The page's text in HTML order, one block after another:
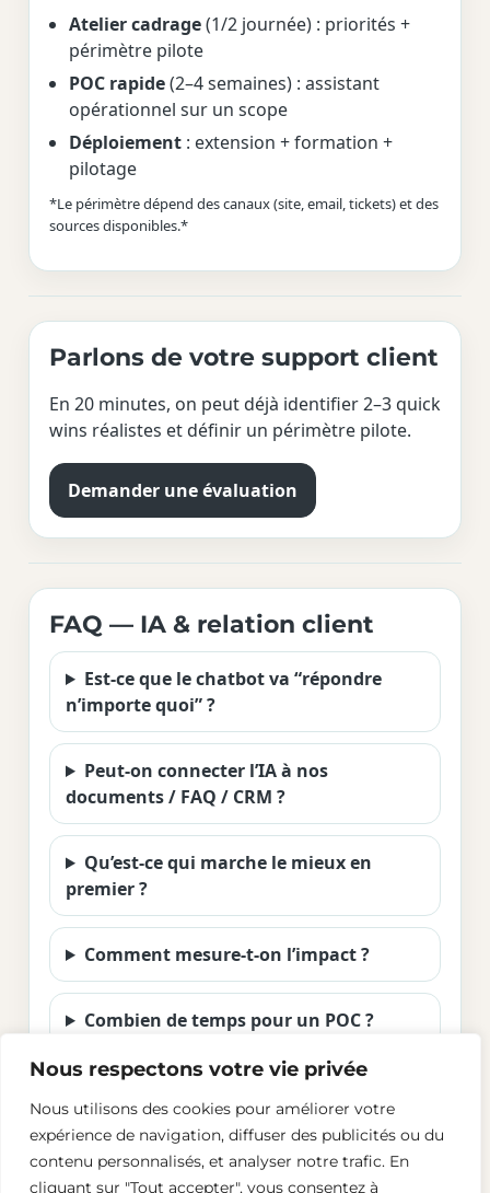
Nous respectons votre vie privée
Nous utilisons des cookies pour améliorer votre
expérience de navigation, diffuser des publicités ou du
contenu personnalisés, et analyser notre trafic. En
cliquant sur "Tout accepter", vous consentez à
Atelier cadrage(1/2 journée) : priorités +
périmètre pilote
POC rapide(2–4 semaines) : assistant
opérationnel sur un scope
Déploiement : extension + formation +
pilotage
*Le périmètre dépend des canaux (site, email, tickets) et des
sources disponibles.*
Parlons de votre support client
En 20 minutes, on peut déjà identifier 2–3 quick
wins réalistes et définir un périmètre pilote.
Demander une évaluation
FAQ — IA & relation client
Est-ce que le chatbot va “répondre
n’importe quoi” ?
Peut-on connecter l’IA à nos
documents / FAQ / CRM ?
Qu’est-ce qui marche le mieux en
premier ?
Comment mesure-t-on l’impact ?
Combien de temps pour un POC ?